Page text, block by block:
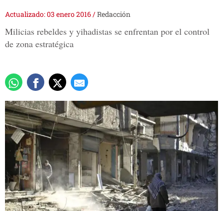
Actualizado: 03 enero 2016/Redacción
Milicias rebeldes y yihadistas se enfrentan por el control
de zona estratégica